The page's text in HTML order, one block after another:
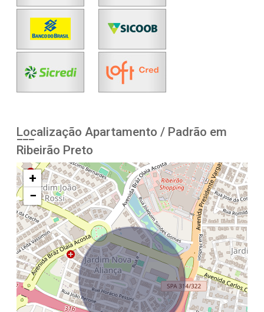
Localização Apartamento / Padrão em
Ribeirão Preto
+
−